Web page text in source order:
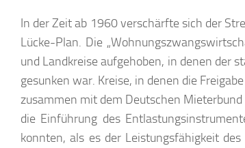
In der Zeit ab 1960 verschärfte sich der
Lücke-Plan. Die
und Landkreise aufgehoben, in denen der
gesunken war. Kreise, in denen die
zusammen mit dem Deutschen
die Einführung des
konnten, als es der Leistungsfähigkeit